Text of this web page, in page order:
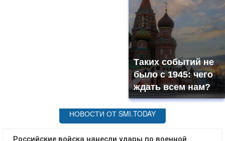
Таких событий не
было с 1945: чего
ждать всем нам?